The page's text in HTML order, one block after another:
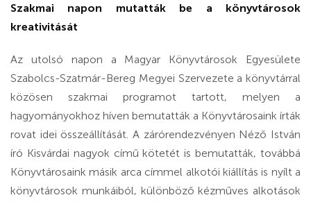
Szakmai napon mutatták be a könyvtárosok
kreativitását
Az utolsó napon a Magyar Könyvtárosok Egyesülete
Szabolcs-Szatmár-Bereg Megyei Szervezete a könyvtárral
közösen szakmai programot tartott, melyen a
hagyományokhoz híven bemutatták a Könyvtárosaink írták
rovat idei összeállítását. A zárórendezvényen Néző István
író Kisvárdai nagyok című kötetét is bemutatták, továbbá
Könyvtárosaink másik arca címmel alkotói kiállítás is nyílt a
könyvtárosok munkáiból, különböző kézműves alkotások